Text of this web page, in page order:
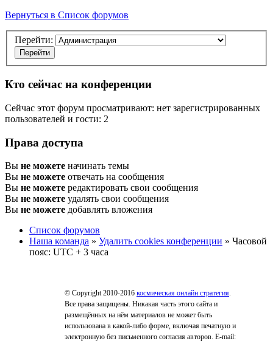
Вернуться в Список форумов
Перейти:
Кто сейчас на конференции
Сейчас этот форум просматривают: нет зарегистрированных
пользователей и гости: 2
Права доступа
Вы не можете начинать темы
Вы не можете отвечать на сообщения
Вы не можете редактировать свои сообщения
Вы не можете удалять свои сообщения
Вы не можете добавлять вложения
Список форумов
Наша команда » Удалить cookies конференции » Часовой
пояс: UTC + 3 часа
© Copyright 2010-2016 космическая онлайн стратегия.
Все права защищены. Никакая часть этого сайта и
размещённых на нём материалов не может быть
использована в какой-либо форме, включая печатную и
электронную без письменного согласия авторов. E-mail: